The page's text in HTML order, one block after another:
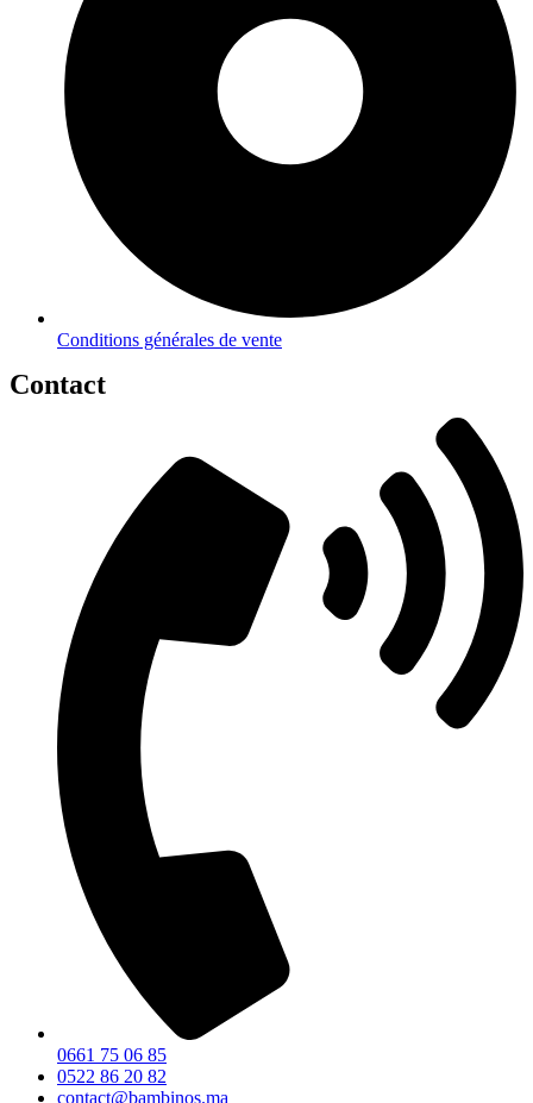
Conditions générales de vente
Contact
0661 75 06 85
0522 86 20 82
contact@bambinos.ma